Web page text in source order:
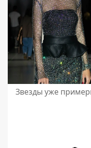
Звезды уже